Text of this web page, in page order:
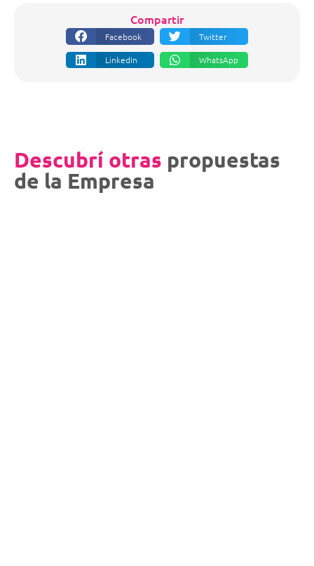
Compartir
Facebook Twitter
LinkedIn WhatsApp
Descubrí otras propuestas
de la Empresa